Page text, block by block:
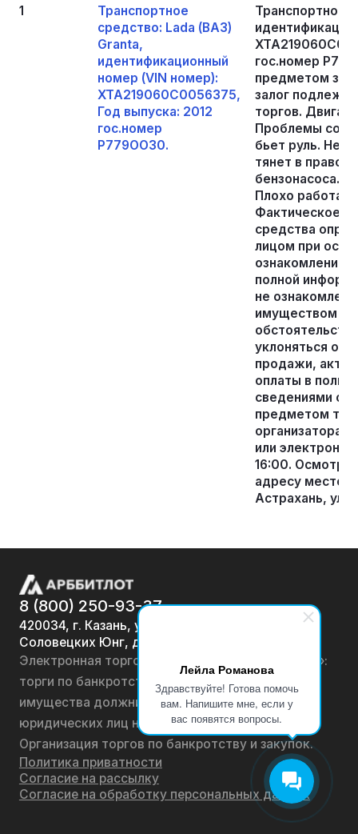
Лейла Романова
Здравствуйте! Готова помочь
вам. Напишите мне, если у
вас появятся вопросы.
1
Транспортное
средство: Lada (ВАЗ)
Granta,
идентификационный
номер (VIN номер):
XTA219060C0056375,
Год выпуска: 2012
гос.номер
Р779ОО30.
Транспортное
гос.номер
предметом
залог
торгов.
Проблемы со
бьет руль.
тянет в право,
бензонасоса.
Плохо
Фактическое
средства
лицом при
полной
не
имуществом
уклоняться от
продажи, акта
оплаты в
сведениями
предметом
организатора
или
16:00. Осмотр
адресу
Астрахань,
8 (800) 250-93-37
420034, г. Казань, ул.
Соловецких Юнг, д. 7
Электронная торговая площадка «АРББИТЛОТ»:
торги по банкротству, лоты по продаже
имущества должников физических лиц и
юридических лиц на онлайн-аукционах.
Организация торгов по банкротству и закупок.
Политика приватности
Согласие на рассылку
Согласие на обработку персональных данных